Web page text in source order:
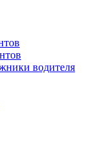
водителя